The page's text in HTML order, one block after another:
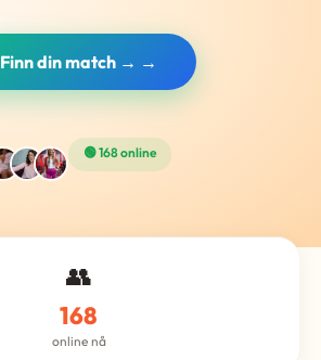
Finn din match → →
🟢 168 online
👥
168
online nå